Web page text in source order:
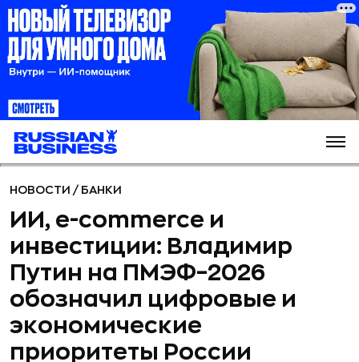
НОВОСТИ / БАНКИ
ИИ, e-commerce и
инвестиции: Владимир
Путин на ПМЭФ–2026
обозначил цифровые и
экономические
приоритеты России